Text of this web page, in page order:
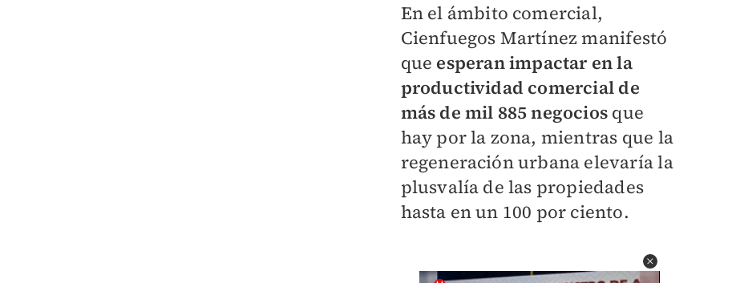
En el ámbito comercial,
Cienfuegos Martínez manifestó
que esperan impactar en la
productividad comercial de
más de mil 885 negocios que
hay por la zona, mientras que la
regeneración urbana elevaría la
plusvalía de las propiedades
hasta en un 100 por ciento.